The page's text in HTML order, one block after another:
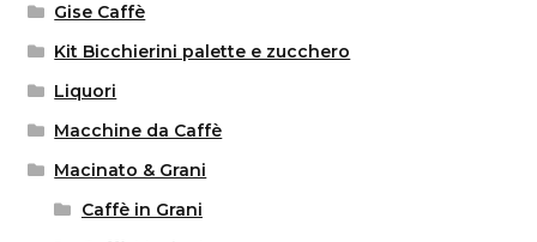
Gise Caffè
Kit Bicchierini palette e zucchero
Liquori
Macchine da Caffè
Macinato & Grani
Caffè in Grani